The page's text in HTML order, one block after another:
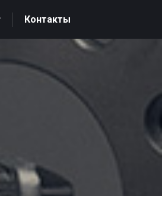
Контакты